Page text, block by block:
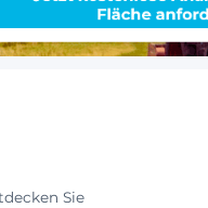
Sie